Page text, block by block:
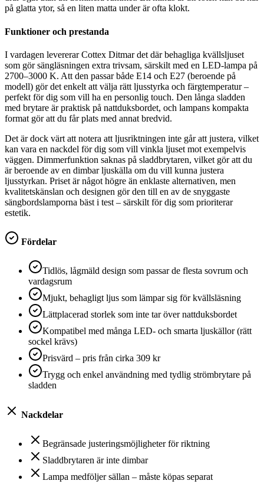
på glatta ytor, så en liten matta under är ofta klokt.
Funktioner och prestanda
I vardagen levererar Cottex Ditmar det där behagliga kvällsljuset
som gör sängläsningen extra trivsam, särskilt med en LED-lampa på
2700–3000 K. Att den passar både E14 och E27 (beroende på
modell) gör det enkelt att välja rätt ljusstyrka och färgtemperatur –
perfekt för dig som vill ha en personlig touch. Den långa sladden
med brytare är praktisk på nattduksbordet, och lampans kompakta
format gör att du får plats med annat bredvid.
Det är dock värt att notera att ljusriktningen inte går att justera, vilket
kan vara en nackdel för dig som vill vinkla ljuset mot exempelvis
väggen. Dimmerfunktion saknas på sladdbrytaren, vilket gör att du
är beroende av en dimbar ljuskälla om du vill kunna justera
ljusstyrkan. Priset är något högre än enklaste alternativen, men
kvalitetskänslan och designen gör den till en av de snyggaste
sängbordslamporna bäst i test – särskilt för dig som prioriterar
estetik.
Fördelar
Tidlös, lågmäld design som passar de flesta sovrum och
vardagsrum
Mjukt, behagligt ljus som lämpar sig för kvällsläsning
Lättplacerad storlek som inte tar över nattduksbordet
Kompatibel med många LED- och smarta ljuskällor (rätt
sockel krävs)
Prisvärd – pris från cirka 309 kr
Trygg och enkel användning med tydlig strömbrytare på
sladden
Nackdelar
Begränsade justeringsmöjligheter för riktning
Sladdbrytaren är inte dimbar
Lampa medföljer sällan – måste köpas separat